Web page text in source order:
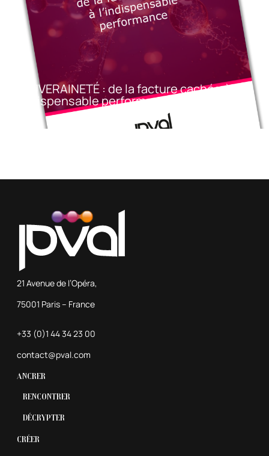
SOUVERAINETÉ : de la facture cachée à
l’indispensable performance
21 Avenue de l’Opéra,
75001 Paris – France
+33 (0)1 44 34 23 00
contact@pval.com
Ancrer
Rencontrer
Décrypter
Créer